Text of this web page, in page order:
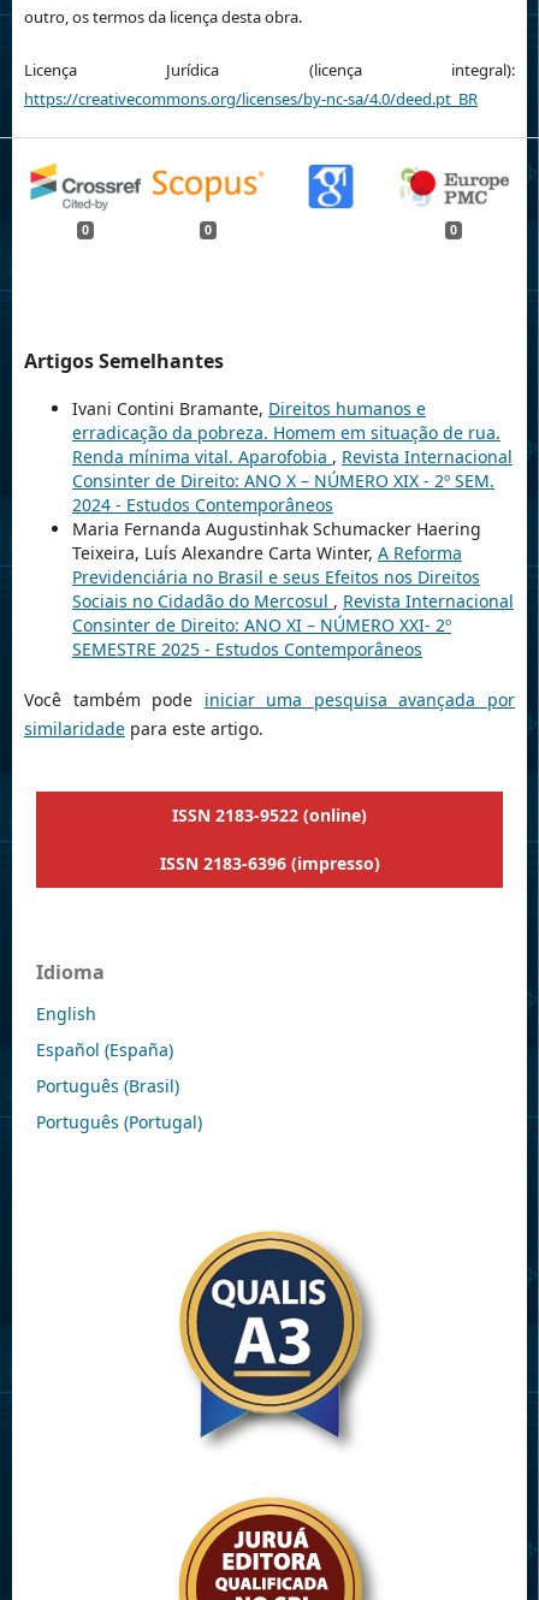
outro, os termos da licença desta obra.
Licença Jurídica (licença integral):
https://creativecommons.org/licenses/by-nc-sa/4.0/deed.pt_BR
0 0 0
Artigos Semelhantes
Ivani Contini Bramante, Direitos humanos e
erradicação da pobreza. Homem em situação de rua.
Renda mínima vital. Aparofobia , Revista Internacional
Consinter de Direito: ANO X – NÚMERO XIX - 2º SEM.
2024 - Estudos Contemporâneos
Maria Fernanda Augustinhak Schumacker Haering
Teixeira, Luís Alexandre Carta Winter, A Reforma
Previdenciária no Brasil e seus Efeitos nos Direitos
Sociais no Cidadão do Mercosul , Revista Internacional
Consinter de Direito: ANO XI – NÚMERO XXI- 2º
SEMESTRE 2025 - Estudos Contemporâneos
Você também pode iniciar uma pesquisa avançada por
similaridadepara este artigo.
ISSN 2183-9522 (online)
ISSN 2183-6396 (impresso)
Idioma
English
Español (España)
Português (Brasil)
Português (Portugal)